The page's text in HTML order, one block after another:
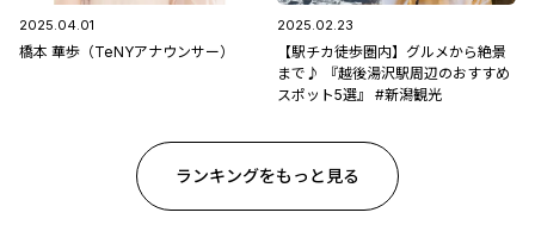
2025.04.01
橋本 華歩（TeNYアナウンサー）
2025.02.23
【駅チカ徒歩圏内】グルメから絶景
まで♪ 『越後湯沢駅周辺のおすすめ
スポット5選』 #新潟観光
ランキングをもっと見る